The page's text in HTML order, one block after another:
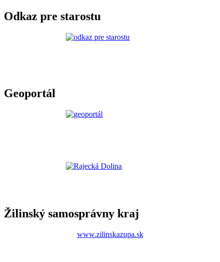
Odkaz pre starostu
Geoportál
Žilinský samosprávny kraj
www.zilinskazupa.sk